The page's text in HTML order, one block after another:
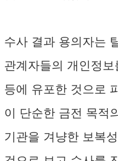
수사 결과 용의자는
관계자들의 개인정
등에 유포한 것으로
이 단순한 금전 목적
기관을 겨냥한 보복